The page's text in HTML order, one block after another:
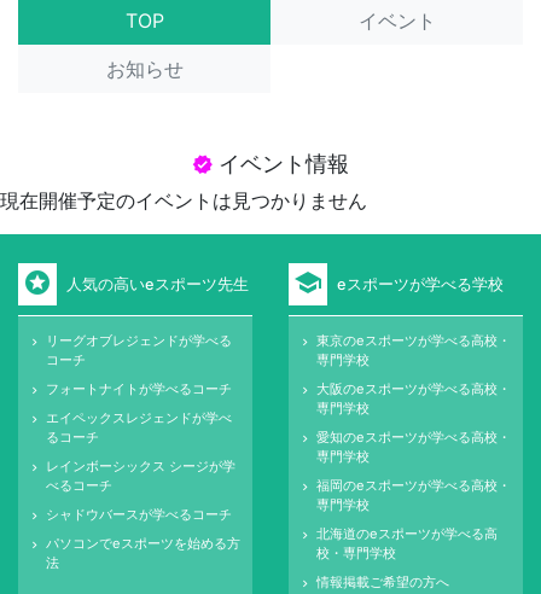
TOP
イベント
お知らせ
verified イベント情報
現在開催予定のイベントは見つかりません
stars 人気の高いeスポーツ先生
keyboard_arrow_right
リーグオブレジェンドが学べる
コーチ
keyboard_arrow_right フォートナイトが学べるコーチ
keyboard_arrow_right
エイペックスレジェンドが学べ
るコーチ
keyboard_arrow_right
レインボーシックス シージが学
べるコーチ
keyboard_arrow_right シャドウバースが学べるコーチ
keyboard_arrow_right
パソコンでeスポーツを始める方
法
school eスポーツが学べる学校
keyboard_arrow_right
東京のeスポーツが学べる高校・
専門学校
keyboard_arrow_right
大阪のeスポーツが学べる高校・
専門学校
keyboard_arrow_right
愛知のeスポーツが学べる高校・
専門学校
keyboard_arrow_right
福岡のeスポーツが学べる高校・
専門学校
keyboard_arrow_right
北海道のeスポーツが学べる高
校・専門学校
keyboard_arrow_right 情報掲載ご希望の方へ